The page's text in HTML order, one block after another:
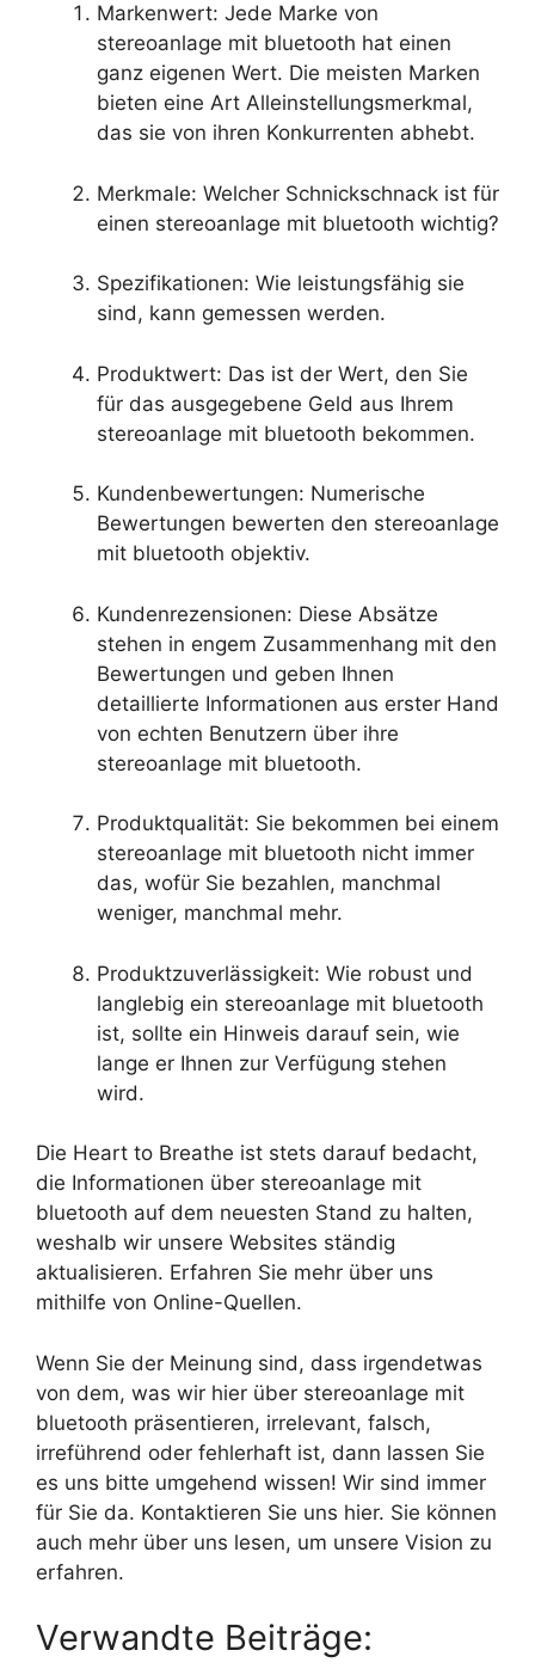
Markenwert: Jede Marke von
stereoanlage mit bluetooth hat einen
ganz eigenen Wert. Die meisten Marken
bieten eine Art Alleinstellungsmerkmal,
das sie von ihren Konkurrenten abhebt.
Merkmale: Welcher Schnickschnack ist für
einen stereoanlage mit bluetooth wichtig?
Spezifikationen: Wie leistungsfähig sie
sind, kann gemessen werden.
Produktwert: Das ist der Wert, den Sie
für das ausgegebene Geld aus Ihrem
stereoanlage mit bluetooth bekommen.
Kundenbewertungen: Numerische
Bewertungen bewerten den stereoanlage
mit bluetooth objektiv.
Kundenrezensionen: Diese Absätze
stehen in engem Zusammenhang mit den
Bewertungen und geben Ihnen
detaillierte Informationen aus erster Hand
von echten Benutzern über ihre
stereoanlage mit bluetooth.
Produktqualität: Sie bekommen bei einem
stereoanlage mit bluetooth nicht immer
das, wofür Sie bezahlen, manchmal
weniger, manchmal mehr.
Produktzuverlässigkeit: Wie robust und
langlebig ein stereoanlage mit bluetooth
ist, sollte ein Hinweis darauf sein, wie
lange er Ihnen zur Verfügung stehen
wird.
Die Heart to Breathe ist stets darauf bedacht,
die Informationen über stereoanlage mit
bluetooth auf dem neuesten Stand zu halten,
weshalb wir unsere Websites ständig
aktualisieren. Erfahren Sie mehr über uns
mithilfe von Online-Quellen.
Wenn Sie der Meinung sind, dass irgendetwas
von dem, was wir hier über stereoanlage mit
bluetooth präsentieren, irrelevant, falsch,
irreführend oder fehlerhaft ist, dann lassen Sie
es uns bitte umgehend wissen! Wir sind immer
für Sie da. Kontaktieren Sie uns hier. Sie können
auch mehr über uns lesen, um unsere Vision zu
erfahren.
Verwandte Beiträge: